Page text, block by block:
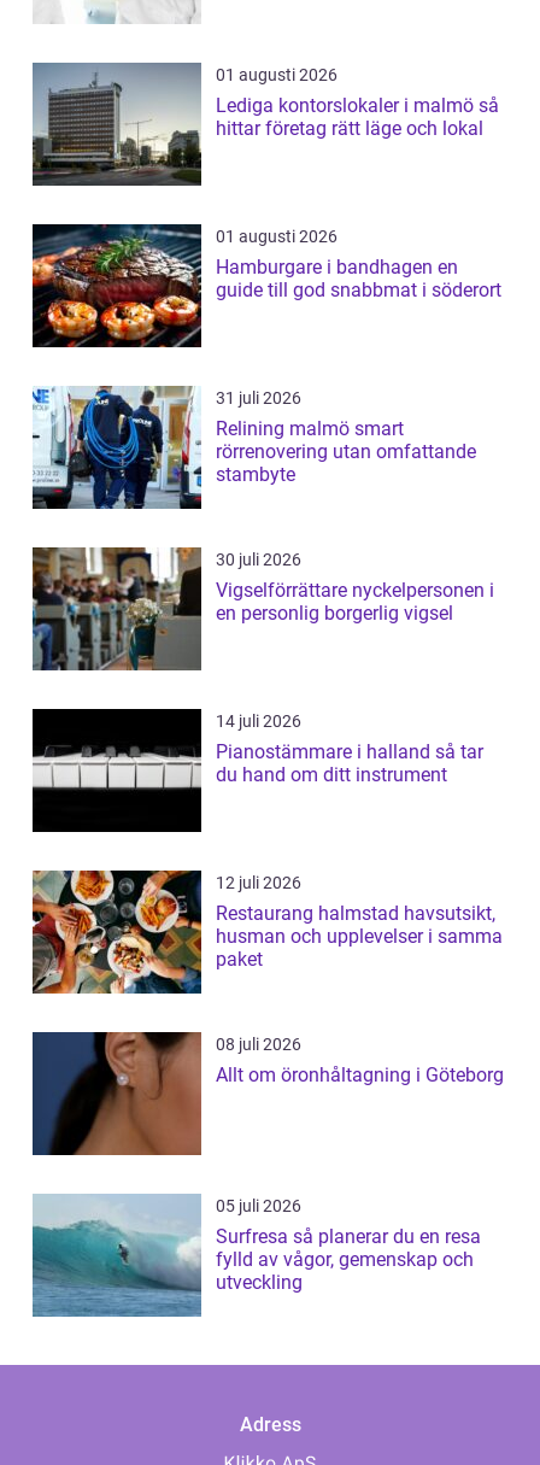
01 augusti 2026
Lediga kontorslokaler i malmö så
hittar företag rätt läge och lokal
01 augusti 2026
Hamburgare i bandhagen en
guide till god snabbmat i söderort
31 juli 2026
Relining malmö smart
rörrenovering utan omfattande
stambyte
30 juli 2026
Vigselförrättare nyckelpersonen i
en personlig borgerlig vigsel
14 juli 2026
Pianostämmare i halland så tar
du hand om ditt instrument
12 juli 2026
Restaurang halmstad havsutsikt,
husman och upplevelser i samma
paket
08 juli 2026
Allt om öronhåltagning i Göteborg
05 juli 2026
Surfresa så planerar du en resa
fylld av vågor, gemenskap och
utveckling
Adress